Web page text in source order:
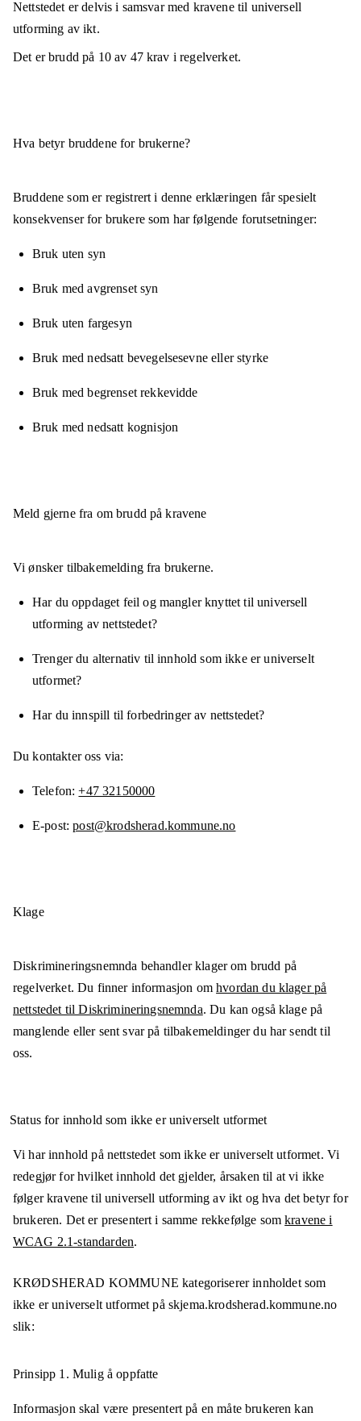
Nettstedet erdelvis i samsvarmed kravene til universell
utforming av ikt.
Det er brudd på 10av 47krav i regelverket.
Hva betyr bruddene for brukerne?
Bruddene som er registrert i denne erklæringen får spesielt
konsekvenser for brukere som har følgende forutsetninger:
Bruk uten syn
Bruk med avgrenset syn
Bruk uten fargesyn
Bruk med nedsatt bevegelsesevne eller styrke
Bruk med begrenset rekkevidde
Bruk med nedsatt kognisjon
Meld gjerne fra om brudd på kravene
Vi ønsker tilbakemelding fra brukerne.
Har du oppdaget feil og mangler knyttet til universell
utforming av nettstedet?
Trenger du alternativ til innhold som ikke er universelt
utformet?
Har du innspill til forbedringer av nettstedet?
Du kontakter oss via:
Telefon +47 32150000
E-post post@krodsherad.kommune.no
Klage
Diskrimineringsnemnda behandler klager om brudd på
regelverket. Du finner informasjon omhvordan du klager på
nettstedet til Diskrimineringsnemnda. Du kan også klage på
manglende eller sent svar på tilbakemeldinger du har sendt til
oss.
Status for innhold som ikke er universelt utformet
Vi har innhold på nettstedet som ikke er universelt utformet. Vi
redegjør for hvilket innhold det gjelder, årsaken til at vi ikke
følger kravene til universell utforming av ikt og hva det betyr for
brukeren. Det er presentert i samme rekkefølge somkravene i
WCAG 2.1-standarden.
KRØDSHERAD KOMMUNE kategoriserer innholdet som
ikke er universelt utformet på skjema.krodsherad.kommune.no
slik:
Prinsipp 1. Mulig å oppfatte
Informasjon skal være presentert på en måte brukeren kan